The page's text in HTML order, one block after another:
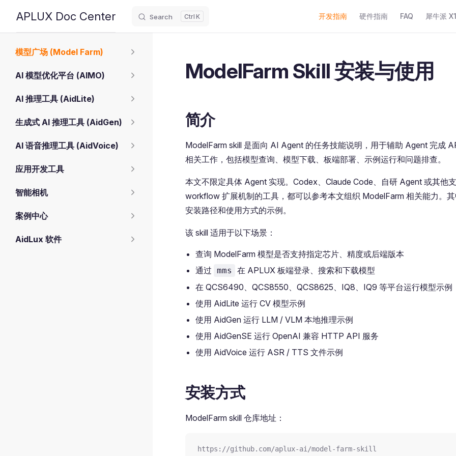
Skip to content
APLUX Doc Center Search K 开发指南 硬件指南 FAQ 犀牛派
模型广场 (Model Farm)
AI 模型优化平台 (AIMO)
AI 推理工具 (AidLite)
生成式 AI 推理工具 (AidGen)
AI 语音推理工具 (AidVoice)
应用开发工具
智能相机
案例中心
AidLux 软件
ModelFarm Skill 安装与使用
简介
ModelFarm skill 是面向 AI Agent 的任务技能说明，用于辅助 Agent 完成
相关工作，包括模型查询、模型下载、板端部署、示例运行和问题排查。
本文不限定具体 Agent 实现。Codex、Claude Code、自研 Agent 或其他
workflow 扩展机制的工具，都可以参考本文组织 ModelFarm 相关能力。
安装路径和使用方式的示例。
该 skill 适用于以下场景：
查询 ModelFarm 模型是否支持指定芯片、精度或后端版本
通过 mms
在 APLUX 板端登录、搜索和下载模型
在 QCS6490、QCS8550、QCS8625、IQ8、IQ9 等平台运行模型示例
使用 AidLite 运行 CV 模型示例
使用 AidGen 运行 LLM / VLM 本地推理示例
使用 AidGenSE 运行 OpenAI 兼容 HTTP API 服务
使用 AidVoice 运行 ASR / TTS 文件示例
安装方式
ModelFarm skill 仓库地址：
https://github.com/aplux-ai/model-farm-skill